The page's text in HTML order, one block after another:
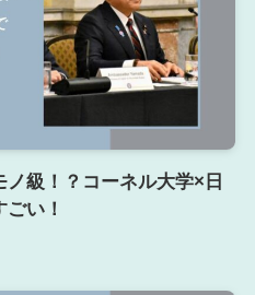
級！？コーネル大学×日
い！